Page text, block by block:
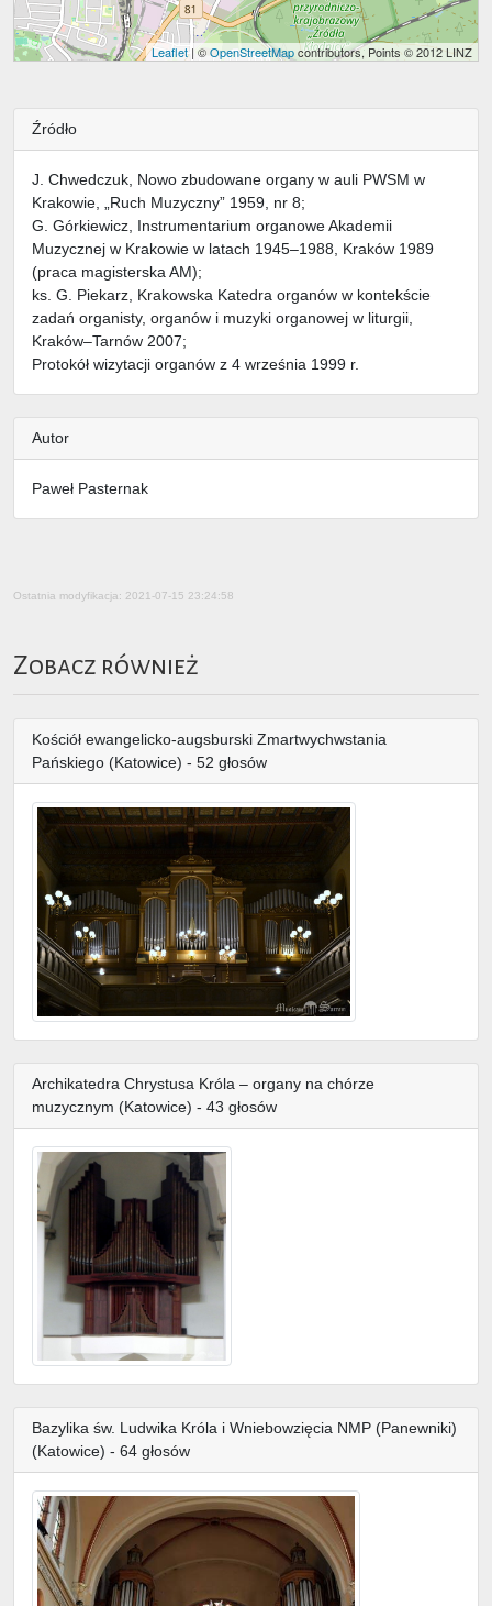
Leaflet| ©OpenStreetMapcontributors, Points © 2012 LINZ
Źródło
J. Chwedczuk, Nowo zbudowane organy w auli PWSM w
Krakowie, „Ruch Muzyczny” 1959, nr 8;
G. Górkiewicz, Instrumentarium organowe Akademii
Muzycznej w Krakowie w latach 1945–1988, Kraków 1989
(praca magisterska AM);
ks. G. Piekarz, Krakowska Katedra organów w kontekście
zadań organisty, organów i muzyki organowej w liturgii,
Kraków–Tarnów 2007;
Protokół wizytacji organów z 4 września 1999 r.
Autor
Paweł Pasternak
Ostatnia modyfikacja: 2021-07-15 23:24:58
Zobacz również
Kościół ewangelicko-augsburski Zmartwychwstania
Pańskiego (Katowice) - 52 głosów
Archikatedra Chrystusa Króla – organy na chórze
muzycznym (Katowice) - 43 głosów
Bazylika św. Ludwika Króla i Wniebowzięcia NMP (Panewniki)
(Katowice) - 64 głosów